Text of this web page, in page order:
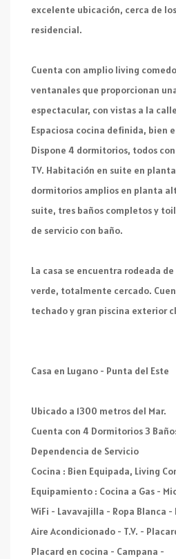
excelente ubicación, cerca de
residencial.
Cuenta con amplio living
ventanales que proporcionan
espectacular, con vistas a la
Espaciosa cocina definida, bien
Dispone 4 dormitorios, todos
TV. Habitación en suite en
dormitorios amplios en planta
suite, tres baños completos y
de servicio con baño.
La casa se encuentra rodeada
verde, totalmente cercado.
techado y gran piscina exterior
Casa en Lugano - Punta del Este
Ubicado a 1300 metros del Mar.
Cuenta con 4 Dormitorios 3
Dependencia de Servicio
Cocina : Bien Equipada, Living
Equipamiento : Cocina a Gas -
WiFi - Lavavajilla - Ropa Blanca -
Aire Acondicionado - T.V. -
Placard en cocina - Campana -